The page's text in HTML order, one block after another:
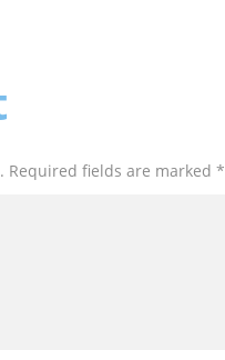
fields are marked *